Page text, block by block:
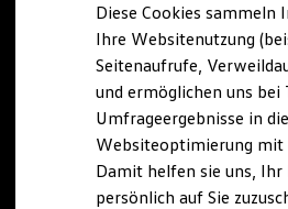
Behörden
Direktkunden
Sonderfahrzeuge
Anpfiff zum Gewinn
Elektromobilität
Elektroautos
ID. Tutorials
Elektrofahrzeugkonzepte
ID. EVERY1
Reichweite
Diese Cookies
Ihre Websitenutzung
Seitenaufrufe,
und ermöglichen uns bei
Umfrageergebnisse in die
Websiteoptimierung mit
Damit helfen sie uns, Ihr
persönlich auf Sie